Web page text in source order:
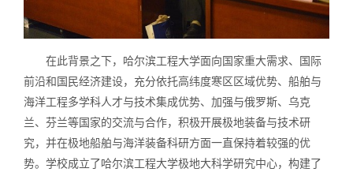
在此背景之下，哈尔滨工程大学面向国家重大需求、国际
前沿和国民经济建设，充分依托高纬度寒区区域优势、船舶与
海洋工程多学科人才与技术集成优势、加强与俄罗斯、乌克
兰、芬兰等国家的交流与合作，积极开展极地装备与技术研
究，并在极地船舶与海洋装备科研方面一直保持着较强的优
势。学校成立了哈尔滨工程大学极地大科学研究中心，构建了